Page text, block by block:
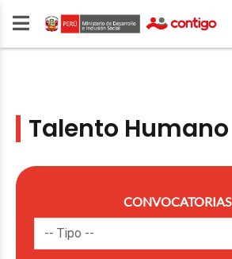
Talento Humano
CONVOCATORIAS